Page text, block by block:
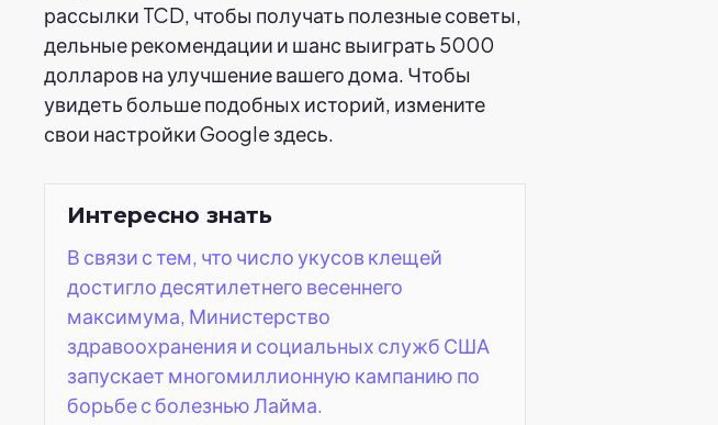
рассылки TCD, чтобы получать полезные советы,
дельные рекомендации и шанс выиграть 5000
долларов на улучшение вашего дома. Чтобы
увидеть больше подобных историй, измените
свои настройки Google здесь.
Интересно знать
В связи с тем, что число укусов клещей
достигло десятилетнего весеннего
максимума, Министерство
здравоохранения и социальных служб США
запускает многомиллионную кампанию по
борьбе с болезнью Лайма.